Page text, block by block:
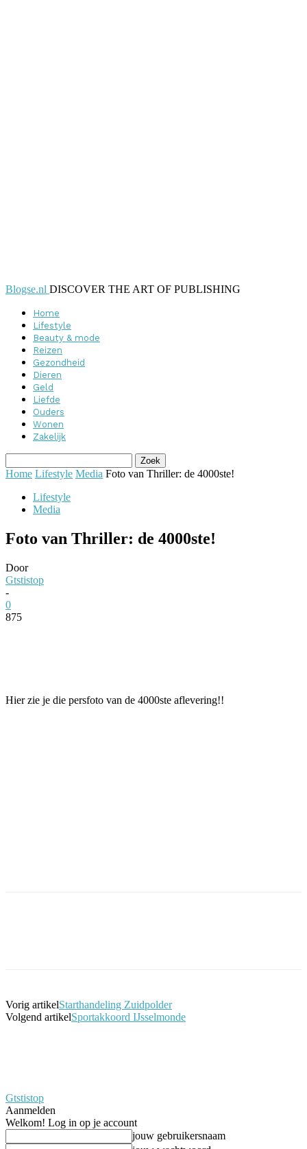
Blogse.nl DISCOVER THE ART OF PUBLISHING
Home
Lifestyle
Beauty & mode
Reizen
Gezondheid
Dieren
Geld
Liefde
Ouders
Wonen
Zakelijk
Home Lifestyle Media Foto van Thriller: de 4000ste!
Lifestyle
Media
Foto van Thriller: de 4000ste!
Door
Gtstistop
-
0
875
Hier zie je die persfoto van de 4000ste aflevering!!
Vorig artikelStarthandeling Zuidpolder
Volgend artikelSportakkoord IJsselmonde
Gtstistop
Aanmelden
Welkom! Log in op je account
jouw gebruikersnaam